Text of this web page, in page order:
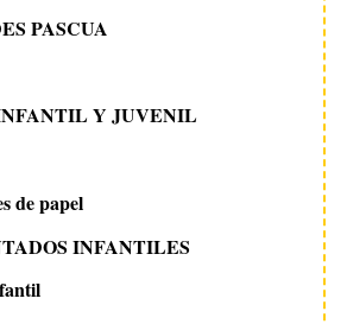
PASCUA
Y JUVENIL
de papel
INFANTILES